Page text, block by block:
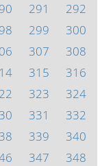
291
292
299
300
307
308
315
316
323
324
331
332
339
340
347
348